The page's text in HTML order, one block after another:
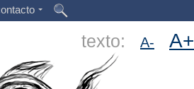
texto: A- A+